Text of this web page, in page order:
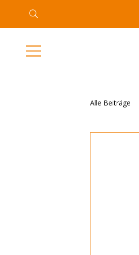
Alle Beiträge